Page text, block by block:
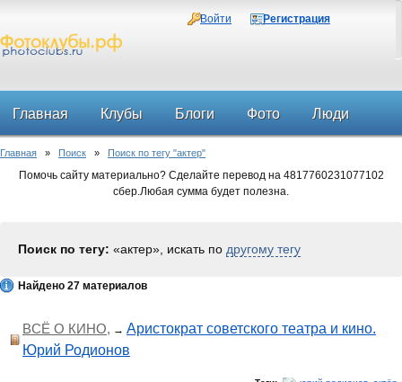
Войти Регистрация
Главная Клубы Блоги Фото Люди
Форум
Главная » Поиск » Поиск по тегу "актер"
Помочь сайту материально? Сделайте перевод на 4817760231077102
сбер.Любая сумма будет полезна.
Поиск по тегу: «актер», искать по другому тегу
Найдено 27 материалов
ВСЁ О КИНО, → Аристократ советского театра и кино.
Юрий Родионов